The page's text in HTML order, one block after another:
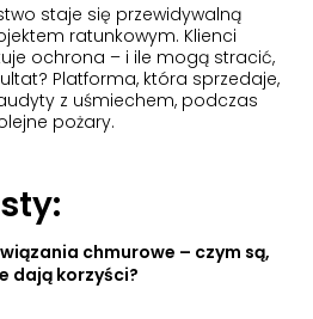
staje się przewidywalną
ratunkowym. Klienci
ochrona – i ile mogą stracić,
Platforma, która sprzedaje,
z uśmiechem, podczas
pożary.
chmurowe – czym są,
dają korzyści?